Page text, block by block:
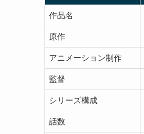
作品名
原作
アニメーション制作
監督
シリーズ構成
話数